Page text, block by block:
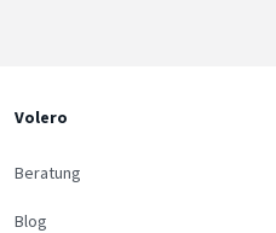
Volero
Beratung
Blog